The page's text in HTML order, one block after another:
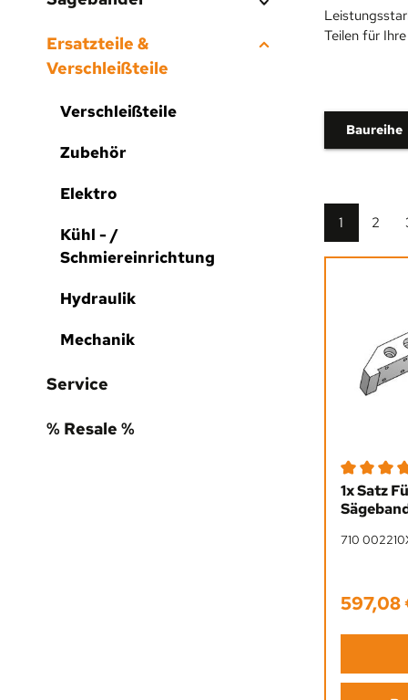
Ersatzteile &
Verschleißteile
Verschleißteile
Zubehör
Elektro
Kühl - /
Schmiereinrichtung
Hydraulik
Mechanik
Service
% Resale %
Teilen für
Baureihe
Seite
1 Seite
2
1x Satz
710
Regulärer
597,08